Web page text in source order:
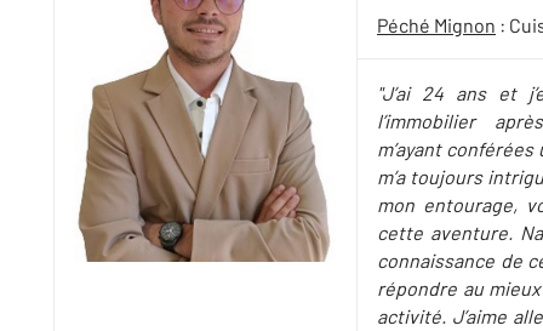
Péché Mignon :
"J’ai 24 ans et
l’immobilier
m’ayant
m’a toujours
mon entourage,
cette aventure.
connaissance de
répondre au
activité. J’aime